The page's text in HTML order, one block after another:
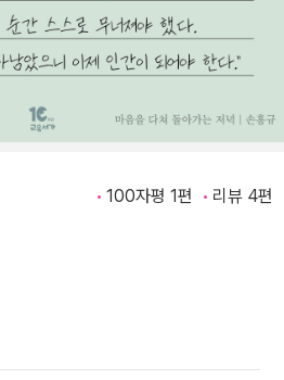
100자평 1편 리뷰 4편